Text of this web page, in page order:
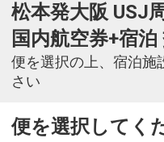
松本発大阪 USJ
国内航空券+宿
便を選択の上、宿泊施
さい
便を選択してく